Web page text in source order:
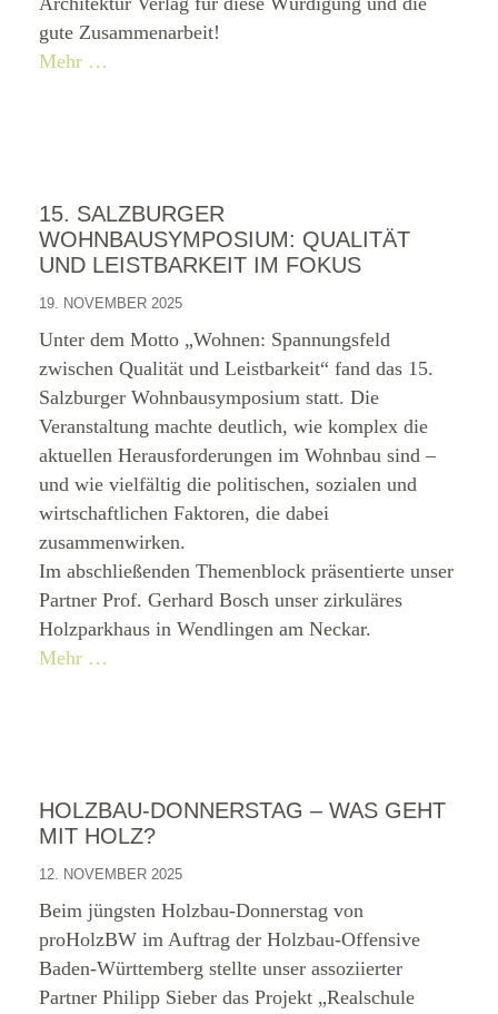
gute Zusammenarbeit!
Mehr …
15. SALZBURGER
WOHNBAUSYMPOSIUM: QUALITÄT
UND LEISTBARKEIT IM FOKUS
19. NOVEMBER 2025
Unter dem Motto „Wohnen: Spannungsfeld
zwischen Qualität und Leistbarkeit“ fand das 15.
Salzburger Wohnbausymposium statt. Die
Veranstaltung machte deutlich, wie komplex die
aktuellen Herausforderungen im Wohnbau sind –
und wie vielfältig die politischen, sozialen und
wirtschaftlichen Faktoren, die dabei
zusammenwirken.
Im abschließenden Themenblock präsentierte unser
Partner Prof. Gerhard Bosch unser zirkuläres
Holzparkhaus in Wendlingen am Neckar.
Mehr …
HOLZBAU-DONNERSTAG – WAS GEHT
MIT HOLZ?
12. NOVEMBER 2025
Beim jüngsten Holzbau-Donnerstag von
proHolzBW im Auftrag der Holzbau-Offensive
Baden-Württemberg stellte unser assoziierter
Partner Philipp Sieber das Projekt „Realschule